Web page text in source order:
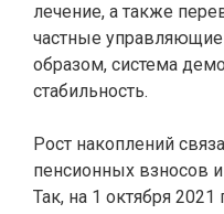
лечение, а также
частные
образом, система
стабильность.
Рост накоплений
пенсионных взносов
Так, на 1 октября 2021